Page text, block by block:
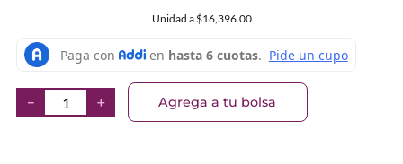
Unidad a $16,396.00
＋
－ Agrega a tu bolsa